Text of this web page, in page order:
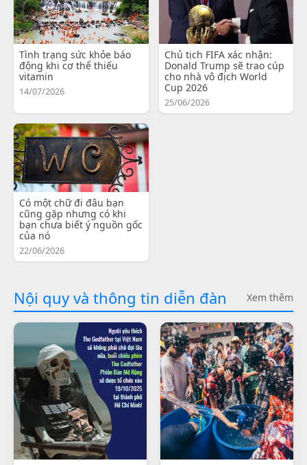
Tình trạng sức khỏe báo
động khi cơ thể thiếu
vitamin
14/07/2026
Chủ tịch FIFA xác nhận:
Donald Trump sẽ trao cúp
cho nhà vô địch World
Cup 2026
25/06/2026
Có một chữ đi đâu bạn
cũng gặp nhưng có khi
bạn chưa biết ý nguồn gốc
của nó
22/06/2026
Nội quy và thông tin diễn đàn Xem thêm